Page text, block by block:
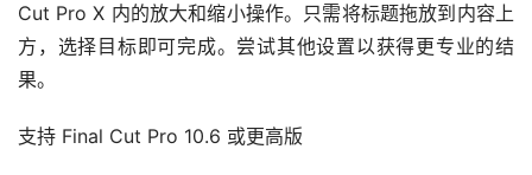
Cut Pro X 内的放大和缩小操作。只需将标题拖放到内容上
方，选择目标即可完成。尝试其他设置以获得更专业的结
果。
支持 Final Cut Pro 10.6 或更高版